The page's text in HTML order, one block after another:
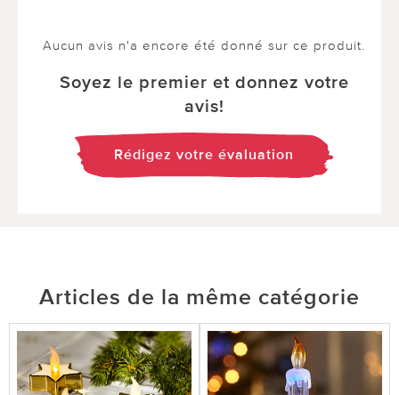
Aucun avis n'a encore été donné sur ce produit.
Soyez le premier et donnez votre
avis!
Rédigez votre évaluation
Articles de la même catégorie